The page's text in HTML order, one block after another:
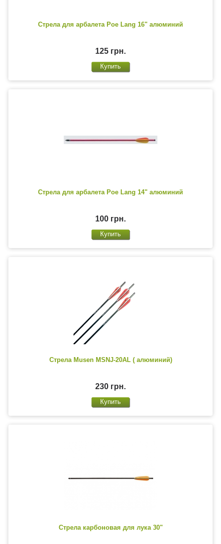
Стрела для арбалета Poe Lang 16" алюминий
125 грн.
Стрела для арбалета Poe Lang 14" алюминий
100 грн.
Стрела Musen MSNJ-20AL ( алюминий)
230 грн.
Стрела карбоновая для лука 30"